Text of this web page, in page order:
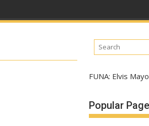
FUNA: Elvis
Popular